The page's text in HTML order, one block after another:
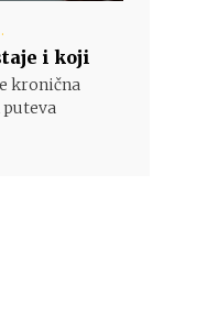
i koji
kronična